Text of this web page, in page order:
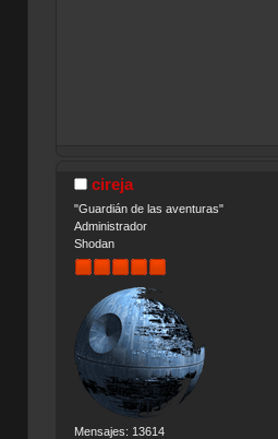
cireja
"Guardián de las aventuras"
Administrador
Shodan
Mensajes: 13614